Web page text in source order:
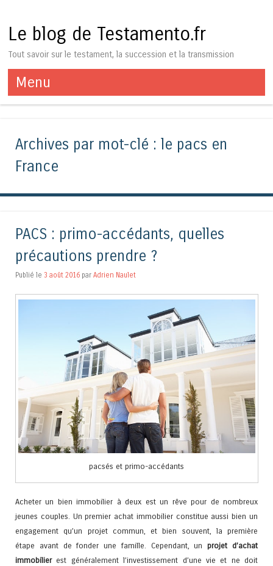
Le blog de Testamento.fr
Tout savoir sur le testament, la succession et la transmission
Menu
Aller au contenu
Archives par mot-clé : le pacs en
France
PACS : primo-accédants, quelles
précautions prendre ?
Publié le 3 août 2016 par Adrien Naulet
pacsés et primo-accédants
Acheter un bien immobilier à deux est un rêve pour de nombreux
jeunes couples. Un premier achat immobilier constitue aussi bien un
engagement qu’un projet commun, et bien souvent, la première
étape avant de fonder une famille. Cependant, unprojet d’achat
immobilierest généralement l’investissement d’une vie et ne doit